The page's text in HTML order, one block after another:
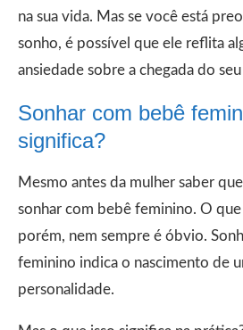
na sua vida. Mas se você está
sonho, é possível que ele reflita
ansiedade sobre a chegada do
Sonhar com bebê
significa?
Mesmo antes da mulher saber
sonhar com bebê feminino. O que
porém, nem sempre é óbvio.
feminino indica o nascimento de
personalidade.